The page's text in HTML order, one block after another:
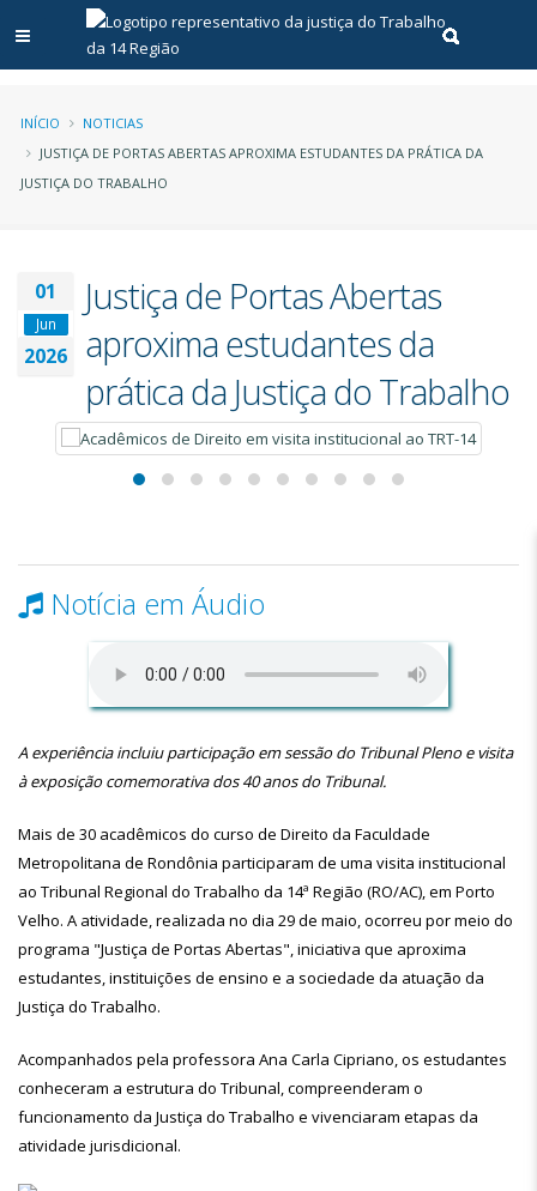
Abrir menu principal
Realizar
Trilha
de
INÍCIO
NOTICIAS
JUSTIÇA DE PORTAS ABERTAS APROXIMA ESTUDANTES DA PRÁTICA DA
JUSTIÇA DO TRABALHO
01
Jun
2026
Justiça de Portas Abertas
aproxima estudantes da
prática da Justiça do Trabalho
Notícia em Áudio
A experiência incluiu participação em sessão do Tribunal Pleno e visita
à exposição comemorativa dos 40 anos do Tribunal.
Mais de 30 acadêmicos do curso de Direito da Faculdade
Metropolitana de Rondônia participaram de uma visita institucional
ao Tribunal Regional do Trabalho da 14ª Região (RO/AC), em Porto
Velho. A atividade, realizada no dia 29 de maio, ocorreu por meio do
programa "Justiça de Portas Abertas", iniciativa que aproxima
estudantes, instituições de ensino e a sociedade da atuação da
Justiça do Trabalho.
Acompanhados pela professora Ana Carla Cipriano, os estudantes
conheceram a estrutura do Tribunal, compreenderam o
funcionamento da Justiça do Trabalho e vivenciaram etapas da
atividade jurisdicional.